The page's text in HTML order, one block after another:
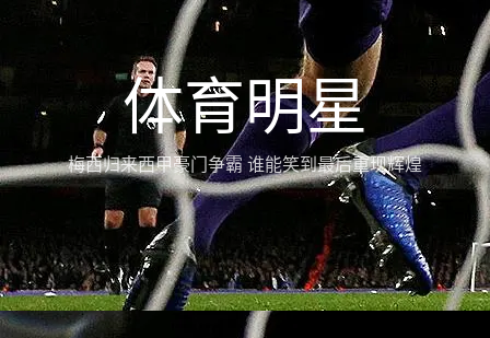
体育明星
梅西归来西甲豪门争霸 谁能笑到最后重现辉煌